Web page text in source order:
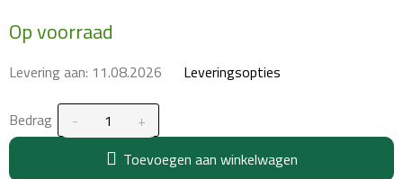
prijs:
Op voorraad
Levering aan: 11.08.2026 Leveringsopties
Bedrag
Toevoegen aan winkelwagen